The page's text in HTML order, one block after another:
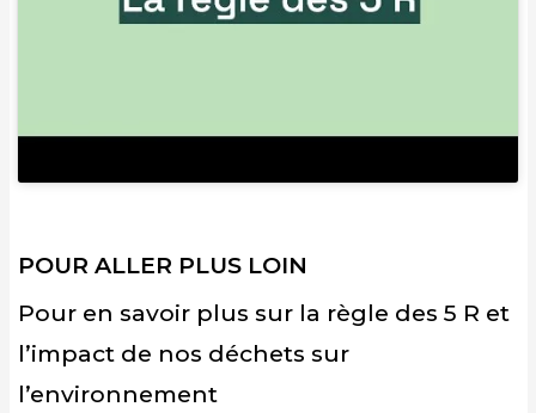
POUR ALLER PLUS LOIN
Pour en savoir plus sur la règle des 5 R et
l’impact de nos déchets sur
l’environnement